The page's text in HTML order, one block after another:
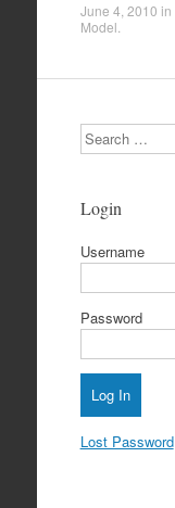
June 4, 2010 in
Model
Search
Login
Username
Password
Lost Password